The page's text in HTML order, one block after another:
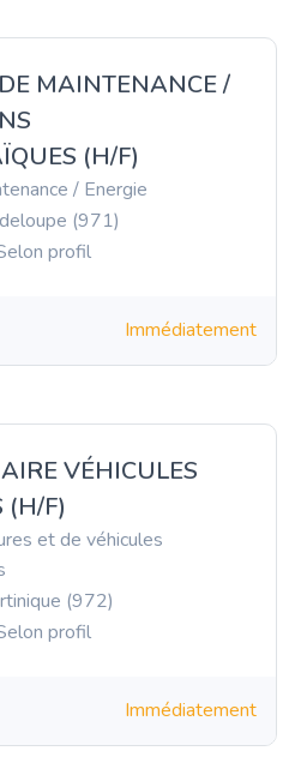
MAINTENANCE /
(H/F)
/ Energie
(971)
profil
Immédiatement
VÉHICULES
(H/F)
et de véhicules
(972)
profil
Immédiatement